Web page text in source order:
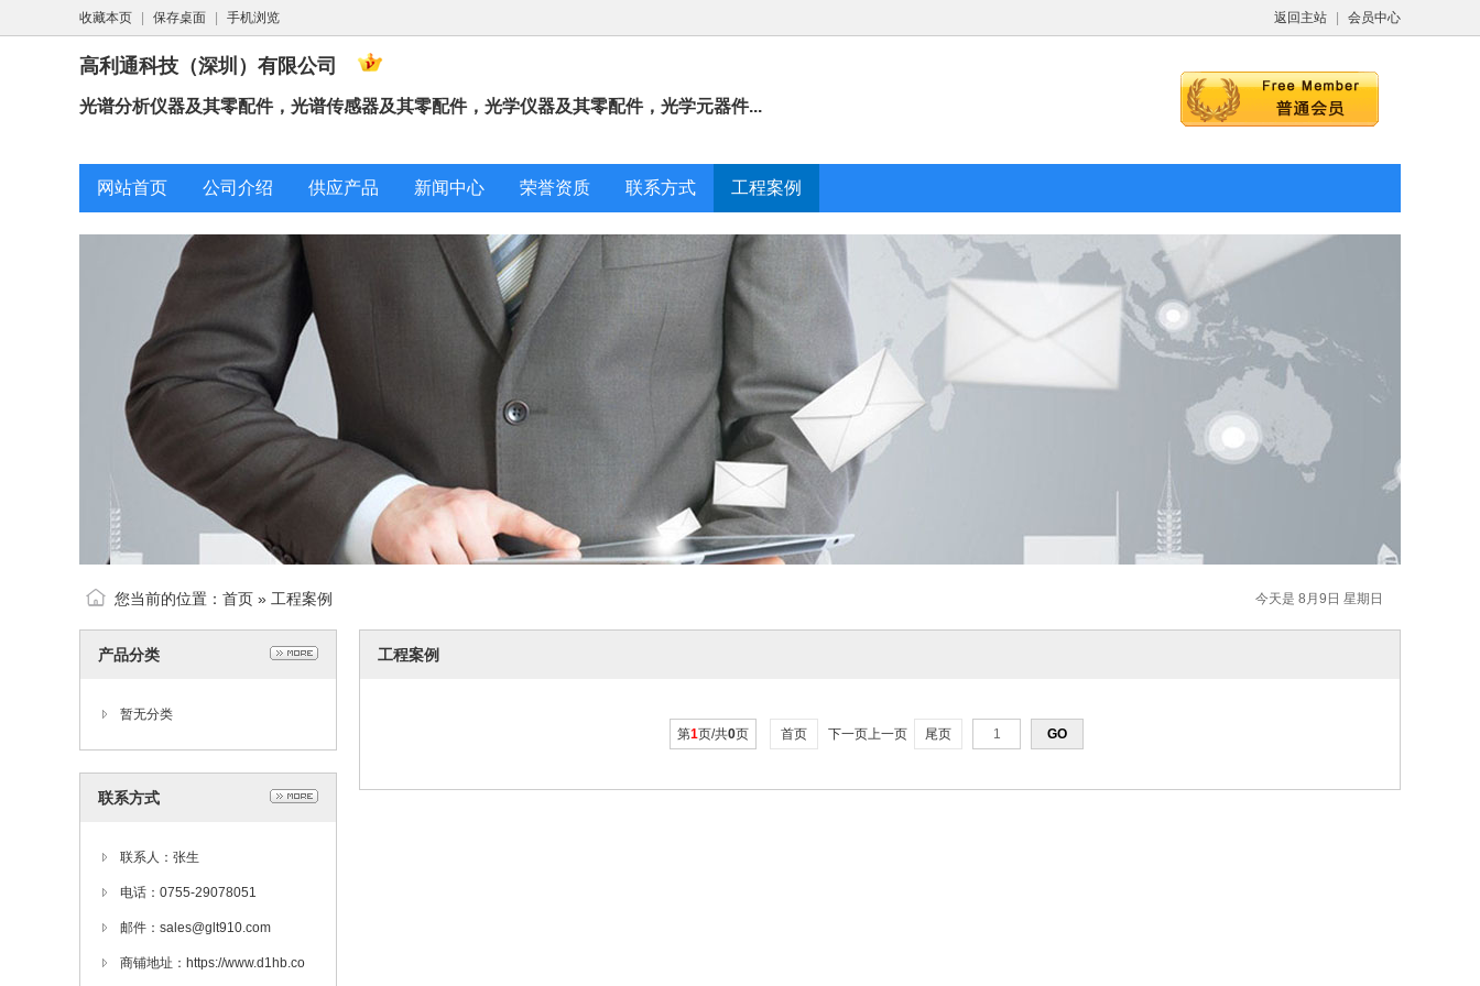
返回主站 会员中心
收藏本页 保存桌面 手机浏览
高利通科技（深圳）有限公司
光谱分析仪器及其零配件，光谱传感器及其零配件，光学仪器及其零配件，光学元器件...
网站首页 公司介绍 供应产品 新闻中心 荣誉资质 联系方式 工程案例
今天是 8月9日 星期日
您当前的位置： 首页 » 工程案例
产品分类
暂无分类
联系方式
联系人：张生
电话：0755-29078051
邮件：sales@glt910.com
商铺地址：https://www.d1hb.co
工程案例
第1页/共0页 首页 下一页上一页 尾页